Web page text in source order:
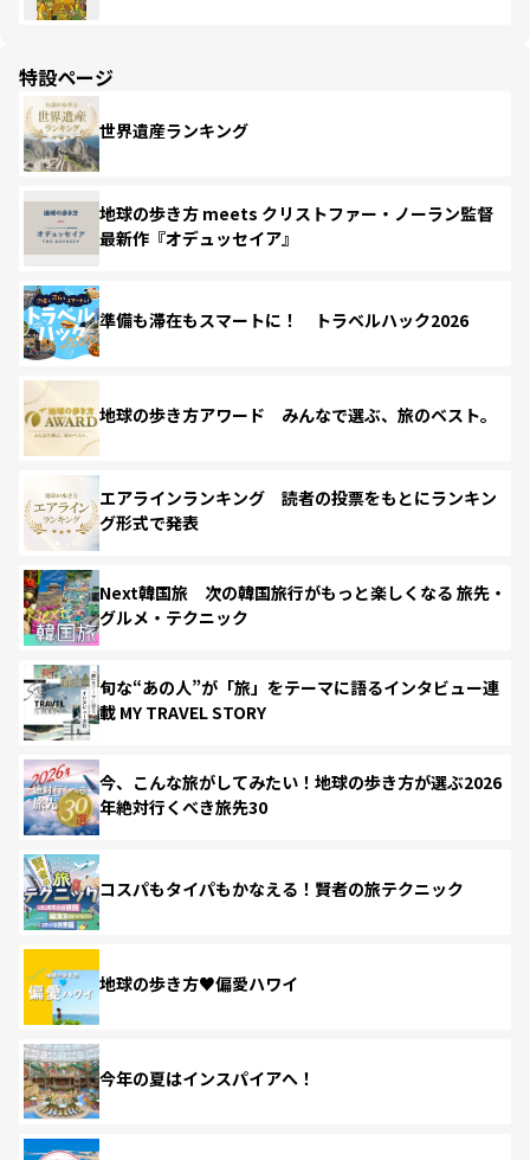
特設ページ
世界遺産ランキング
地球の歩き方 meets クリストファー・ノーラン監督
最新作『オデュッセイア』
準備も滞在もスマートに！ トラベルハック2026
地球の歩き方アワード みんなで選ぶ、旅のベスト。
エアラインランキング 読者の投票をもとにランキン
グ形式で発表
Next韓国旅 次の韓国旅行がもっと楽しくなる 旅先・
グルメ・テクニック
旬な“あの人”が「旅」をテーマに語るインタビュー連
載 MY TRAVEL STORY
今、こんな旅がしてみたい！地球の歩き方が選ぶ2026
年絶対行くべき旅先30
コスパもタイパもかなえる！賢者の旅テクニック
地球の歩き方♥偏愛ハワイ
今年の夏はインスパイアへ！